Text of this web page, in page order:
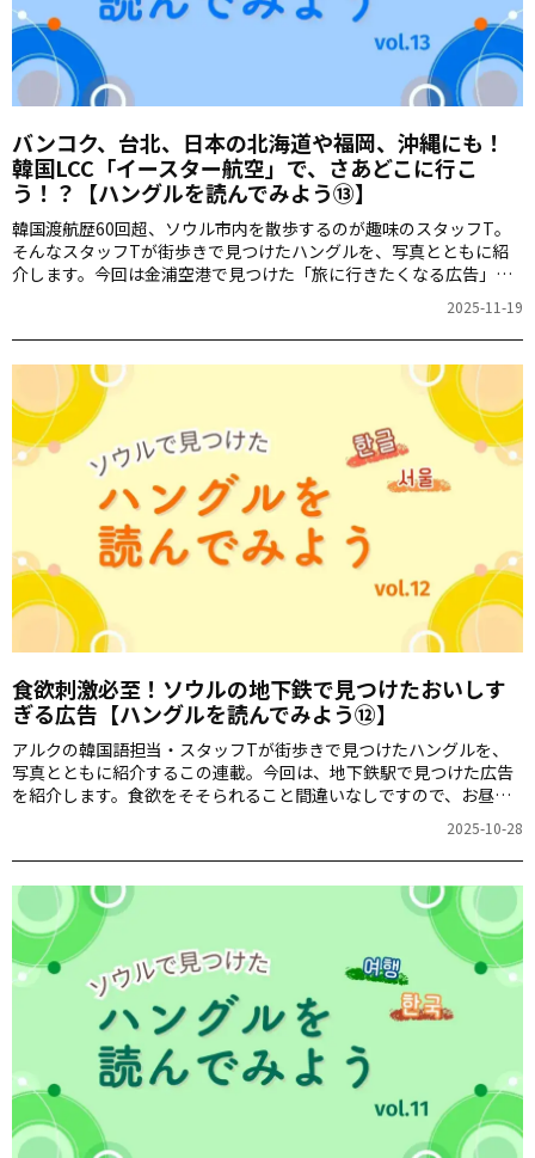
バンコク、台北、日本の北海道や福岡、沖縄にも！
韓国LCC「イースター航空」で、さあどこに行こ
う！？【ハングルを読んでみよう⑬】
韓国渡航歴60回超、ソウル市内を散歩するのが趣味のスタッフT。
そんなスタッフTが街歩きで見つけたハングルを、写真とともに紹
介します。今回は金浦空港で見つけた「旅に行きたくなる広告」で
2025-11-19
食欲刺激必至！ソウルの地下鉄で見つけたおいしす
ぎる広告【ハングルを読んでみよう⑫】
アルクの韓国語担当・スタッフTが街歩きで見つけたハングルを、
写真とともに紹介するこの連載。今回は、地下鉄駅で見つけた広告
を紹介します。食欲をそそられること間違いなしですので、お昼時
2025-10-28